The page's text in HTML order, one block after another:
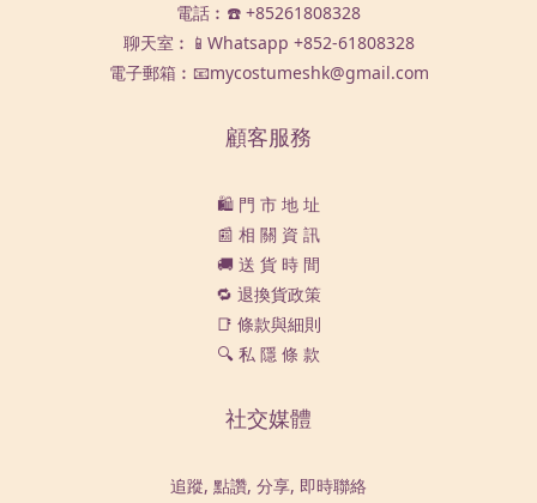
電話︰☎️ +85261808328
聊天室︰📱Whatsapp +852-61808328
電子郵箱︰📧mycostumeshk@gmail.com
顧客服務
🛍️ 門 市 地 址
📰 相 關 資 訊
🚚 送 貨 時 間
🔁 退換貨政策
📑 條款與細則
🔍 私 隱 條 款
社交媒體
追蹤, 點讚, 分享, 即時聯絡